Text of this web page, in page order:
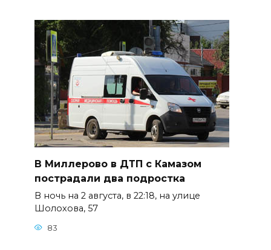
В Миллерово в ДТП с Камазом
пострадали два подростка
В ночь на 2 августа, в 22:18, на улице
Шолохова, 57
83